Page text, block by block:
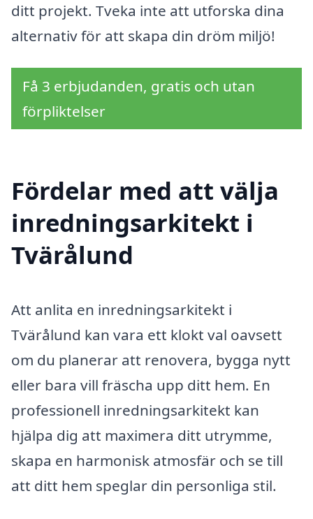
ditt projekt. Tveka inte att utforska dina
alternativ för att skapa din dröm miljö!
Få 3 erbjudanden, gratis och utan
förpliktelser
Fördelar med att välja
inredningsarkitekt i
Tvärålund
Att anlita en inredningsarkitekt i
Tvärålund kan vara ett klokt val oavsett
om du planerar att renovera, bygga nytt
eller bara vill fräscha upp ditt hem. En
professionell inredningsarkitekt kan
hjälpa dig att maximera ditt utrymme,
skapa en harmonisk atmosfär och se till
att ditt hem speglar din personliga stil.